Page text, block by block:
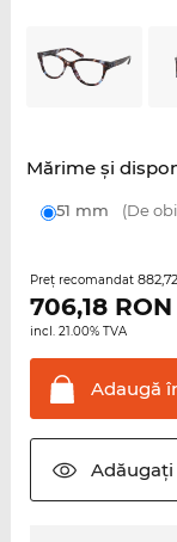
Mărime şi
51 mm (De
Preţ recomandat
706,18RON
incl. 21.00% TVA
Adaugă
Adăugați